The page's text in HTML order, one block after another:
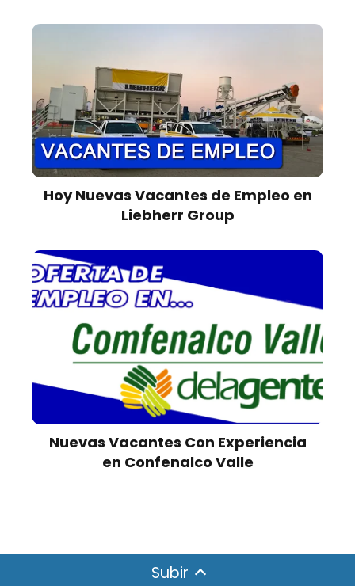
Hoy Nuevas Vacantes de Empleo en
Liebherr Group
Nuevas Vacantes Con Experiencia
en Confenalco Valle
Subir